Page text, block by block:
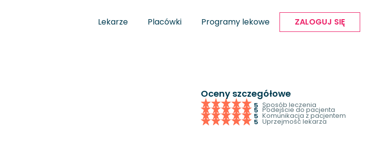
Lekarze Placówki Programy lekowe ZALOGUJ SIĘ
Oceny szczegółowe
5 Sposób leczenia
5 Podejście do pacjenta
5 Komunikacja z pacjentem
5 Uprzejmość lekarza